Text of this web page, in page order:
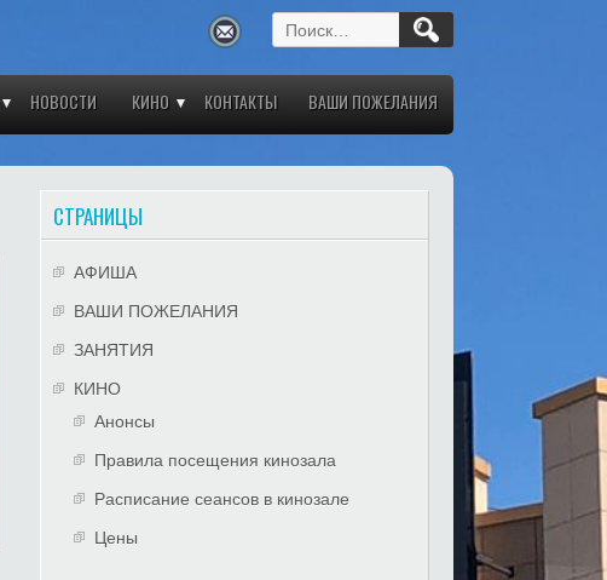
Найти:
НОВОСТИ КИНО КОНТАКТЫ ВАШИ ПОЖЕЛАНИЯ
СТРАНИЦЫ
АФИША
ВАШИ ПОЖЕЛАНИЯ
ЗАНЯТИЯ
КИНО
Анонсы
Правила посещения кинозала
Расписание сеансов в кинозале
Цены